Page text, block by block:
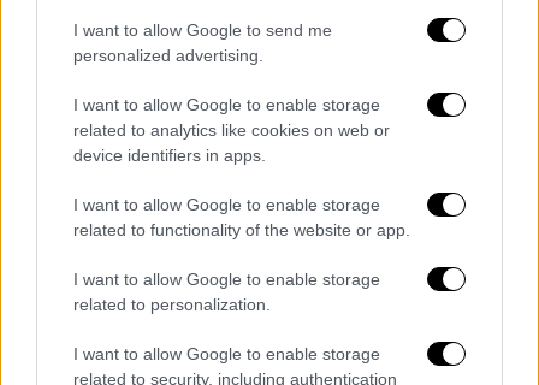
I want to allow Google to send me
personalized advertising.
I want to allow Google to enable storage
related to analytics like cookies on web or
device identifiers in apps.
I want to allow Google to enable storage
related to functionality of the website or app.
I want to allow Google to enable storage
related to personalization.
I want to allow Google to enable storage
related to security, including authentication
ικανότητες. Αντίθετα, η χρήση της
ψηφιακής
κίνδυνο γνωστικής εξασθένησης στους
ενήλικους πληθυσμούς αυτών των μελετών.
Μάλιστα, βρέθηκαν σχετικά στοιχεία σε
διαχρονικές μελέτες, οι οποίες κατά μέσο
όρο είχαν περίοδο παρακολούθησης 6,2
ετών. Επιπλέον, οι ερευνητές διαπίστωσαν,
μέσω της ανάλυσης αυτών των μελετών, ότι
να εξηγηθεί μεμονωμένα από